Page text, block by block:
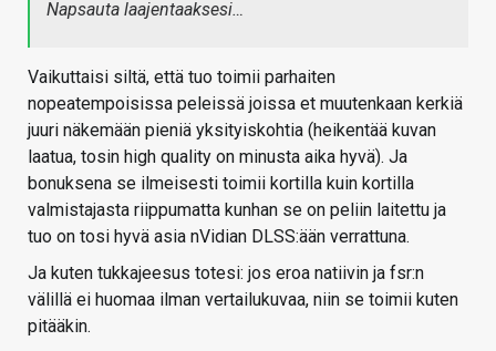
Napsauta laajentaaksesi…
Vaikuttaisi siltä, että tuo toimii parhaiten
nopeatempoisissa peleissä joissa et muutenkaan kerkiä
juuri näkemään pieniä yksityiskohtia (heikentää kuvan
laatua, tosin high quality on minusta aika hyvä). Ja
bonuksena se ilmeisesti toimii kortilla kuin kortilla
valmistajasta riippumatta kunhan se on peliin laitettu ja
tuo on tosi hyvä asia nVidian DLSS:ään verrattuna.
Ja kuten tukkajeesus totesi: jos eroa natiivin ja fsr:n
välillä ei huomaa ilman vertailukuvaa, niin se toimii kuten
pitääkin.